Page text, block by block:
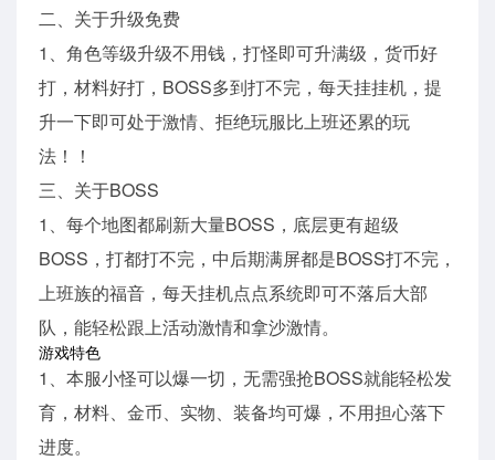
二、关于升级免费
1、角色等级升级不用钱，打怪即可升满级，货币好
打，材料好打，BOSS多到打不完，每天挂挂机，提
升一下即可处于激情、拒绝玩服比上班还累的玩
法！！
三、关于BOSS
1、每个地图都刷新大量BOSS，底层更有超级
BOSS，打都打不完，中后期满屏都是BOSS打不完，
上班族的福音，每天挂机点点系统即可不落后大部
队，能轻松跟上活动激情和拿沙激情。
游戏特色
1、本服小怪可以爆一切，无需强抢BOSS就能轻松发
育，材料、金币、实物、装备均可爆，不用担心落下
进度。